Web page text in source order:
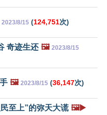
2023/8/15 (124,751次)
奇迹生还 🖼️ 2023/8/15
🖼️ 2023/8/15 (36,147次)
至上”的弥天大谎 🖼️▶️